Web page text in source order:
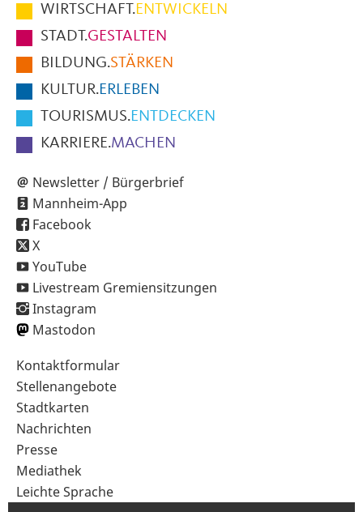
Fußbereich
der
Seite
WIRTSCHAFT.ENTWICKELN
STADT.GESTALTEN
BILDUNG.STÄRKEN
KULTUR.ERLEBEN
TOURISMUS.ENTDECKEN
KARRIERE.MACHEN
Newsletter / Bürgerbrief
Mannheim-App
Facebook
X
YouTube
Livestream Gremiensitzungen
Instagram
Mastodon
Sekundärnavigation
im
Fußbereich
Kontaktformular
Stellenangebote
Stadtkarten
Nachrichten
Presse
Mediathek
Leichte Sprache